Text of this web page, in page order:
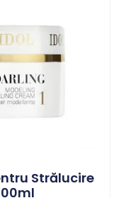
Strălucire